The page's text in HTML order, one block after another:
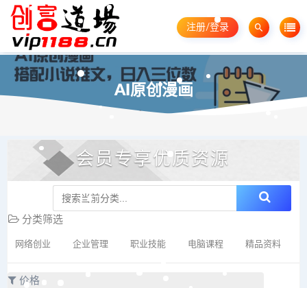
注册/登录
AI原创漫画
会员专享优质资源
分类筛选
网络创业 企业管理 职业技能 电脑课程 精品资料
价格